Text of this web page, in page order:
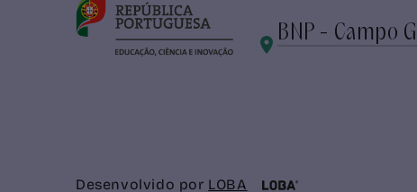
BNP - Campo
Desenvolvido por LOBA